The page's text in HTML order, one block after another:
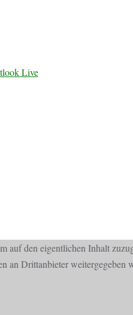
Live
auf den eigentlichen Inhalt
an Drittanbieter weitergegeben